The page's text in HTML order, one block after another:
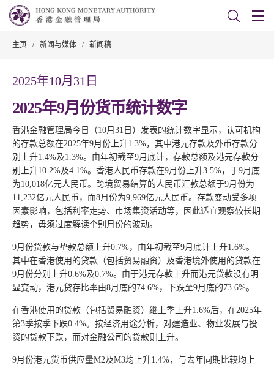
主页 / 新闻与媒体 / 新闻稿
2025年10月31日
2025年9月份货币统计数字
香港金融管理局今日（10月31日）发表的统计数字显示，认可机构
的存款总额在2025年9月份上升1.3%，其中港元存款及外币存款分
别上升1.4%及1.3%。由年初截至9月底计，存款总额及港元存款分
别上升10.2%及4.1%。香港人民币存款在9月份上升3.5%，于9月底
为10,018亿元人民币。跨境贸易结算的人民币汇款总额于9月份为
11,232亿元人民币，而8月份为9,969亿元人民币。存款变动受多项
因素影响，包括利率走势、市场集资活动等，因此适宜观察较长期
趋势，毋须过度解读个别月份的波动。
9月份贷款与垫款总额上升0.7%，由年初截至9月底计上升1.6%。
其中在香港使用的贷款（包括贸易融资）及香港境外使用的贷款在
9月份分别上升0.6%及0.7%。由于港元存款上升而港元贷款没有明
显变动，港元贷存比率由8月底的74.6%，下跌至9月底的73.6%。
在香港使用的贷款（包括贸易融资）继上季上升1.6%后，在2025年
第3季按季下跌0.4%。按经济用途分析，对建造业、物业发展与投
资的贷款下跌，而对金融公司的贷款则上升。
9月份港元货币供应量M2及M3均上升1.4%，与去年同期比较均上